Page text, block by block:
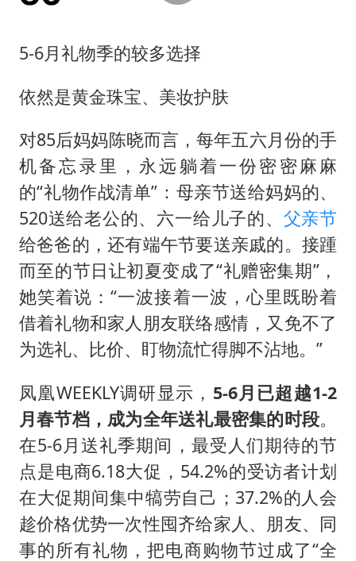
5-6月礼物季的较多选择
依然是黄金珠宝、美妆护肤
对85后妈妈陈晓而言，每年五六月份的手
机备忘录里，永远躺着一份密密麻麻
的“礼物作战清单”：母亲节送给妈妈的、
520送给老公的、六一给儿子的、 父亲节
给爸爸的，还有端午节要送亲戚的。接踵
而至的节日让初夏变成了“礼赠密集期”，
她笑着说：“一波接着一波，心里既盼着
借着礼物和家人朋友联络感情，又免不了
为选礼、比价、盯物流忙得脚不沾地。”
凤凰WEEKLY调研显示， 5-6月已超越1-2
月春节档，成为全年送礼最密集的时段。
在5-6月送礼季期间，最受人们期待的节
点是电商6.18大促，54.2%的受访者计划
在大促期间集中犒劳自己；37.2%的人会
趁价格优势一次性囤齐给家人、朋友、同
事的所有礼物，把电商购物节过成了“全